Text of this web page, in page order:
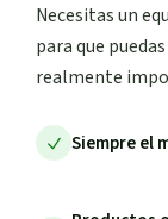
Necesitas un
para que
realmente
Siempre el